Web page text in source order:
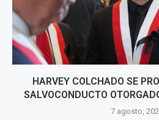
HARVEY COLCHADO SE
SALVOCONDUCTO
7 agosto,